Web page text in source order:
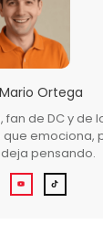
Mario Ortega
de DC y de
que emociona,
pensando.